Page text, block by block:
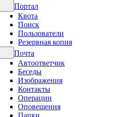
Портал
Квота
Поиск
Пользователи
Резервная копия
Почта
Автоответчик
Беседы
Изображения
Контакты
Операции
Оповещения
Папки